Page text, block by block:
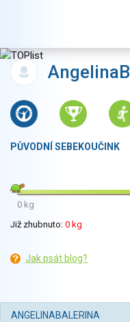
PŮVODNÍ SEBEKOUČINK
0 kg
Již zhubnuto: 0 kg
Jak psát blog?
ANGELINABALERINA